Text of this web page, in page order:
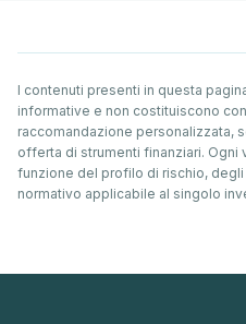
I contenuti presenti in questa
informative e non costituiscono
raccomandazione personalizzata,
offerta di strumenti finanziari. Ogni
funzione del profilo di rischio,
normativo applicabile al singolo